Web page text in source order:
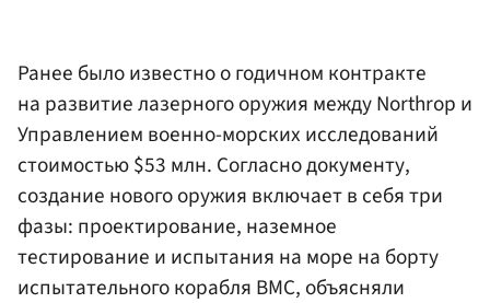
Ранее было известно о годичном контракте
на развитие лазерного оружия между Northrop и
Управлением военно-морских исследований
стоимостью $53 млн. Согласно документу,
создание нового оружия включает в себя три
фазы: проектирование, наземное
тестирование и испытания на море на борту
испытательного корабля ВМС, объясняли